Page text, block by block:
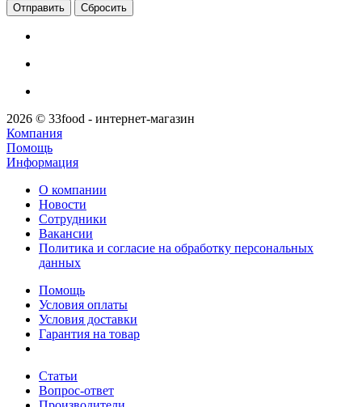
Сбросить
2026 © 33food - интернет-магазин
Компания
Помощь
Информация
О компании
Новости
Сотрудники
Вакансии
Политика и согласие на обработку персональных
данных
Помощь
Условия оплаты
Условия доставки
Гарантия на товар
Статьи
Вопрос-ответ